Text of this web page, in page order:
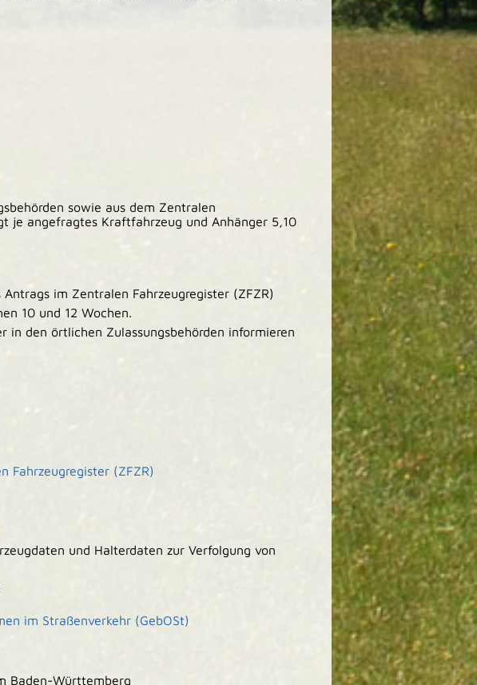
sowie aus dem Zentralen
je angefragtes Kraftfahrzeug und Anhänger 5,10
im Zentralen Fahrzeugregister (ZFZR)
10 und 12 Wochen.
in den örtlichen Zulassungsbehörden informieren
Fahrzeugregister (ZFZR)
und Halterdaten zur Verfolgung von
im Straßenverkehr (GebOSt)
Baden-Württemberg